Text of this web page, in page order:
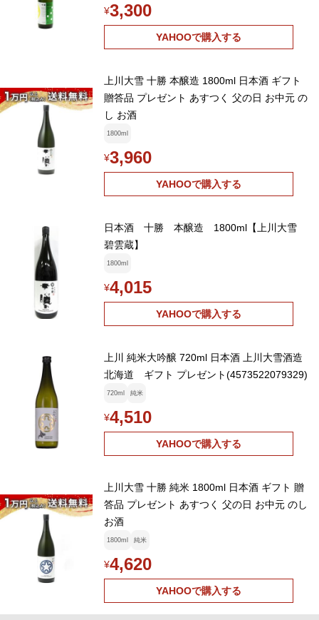
¥3,300
YAHOOで購入する
上川大雪 十勝 本醸造 1800ml 日本酒 ギフト
贈答品 プレゼント あすつく 父の日 お中元 の
し お酒
1800ml
¥3,960
YAHOOで購入する
日本酒 十勝 本醸造 1800ml【上川大雪
碧雲蔵】
1800ml
¥4,015
YAHOOで購入する
上川 純米大吟醸 720ml 日本酒 上川大雪酒造
北海道 ギフト プレゼント(4573522079329)
720ml 純米
¥4,510
YAHOOで購入する
上川大雪 十勝 純米 1800ml 日本酒 ギフト 贈
答品 プレゼント あすつく 父の日 お中元 のし
お酒
1800ml 純米
¥4,620
YAHOOで購入する